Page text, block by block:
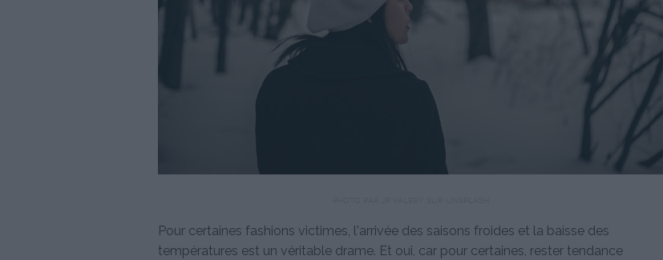
Pour certaines fashions victimes, l'arrivée des saisons froides et la baisse des
températures est un véritable drame. Et oui, car pour certaines, rester tendance